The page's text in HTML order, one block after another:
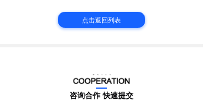
点击返回列表
咨询合作 快速提交